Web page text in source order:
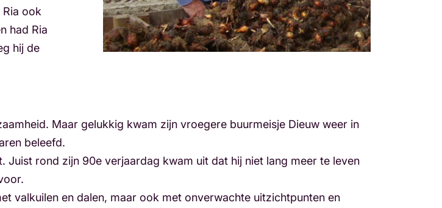
ook
had Ria
hij de
Maar gelukkig kwam zijn vroegere buurmeisje Dieuw weer in
beleefd.
rond zijn 90e verjaardag kwam uit dat hij niet lang meer te leven
valkuilen en dalen, maar ook met onverwachte uitzichtpunten en